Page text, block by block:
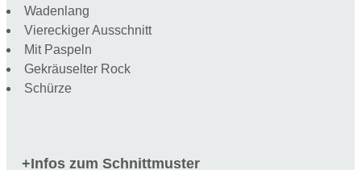
Wadenlang
Viereckiger Ausschnitt
Mit Paspeln
Gekräuselter Rock
Schürze
+Infos zum Schnittmuster